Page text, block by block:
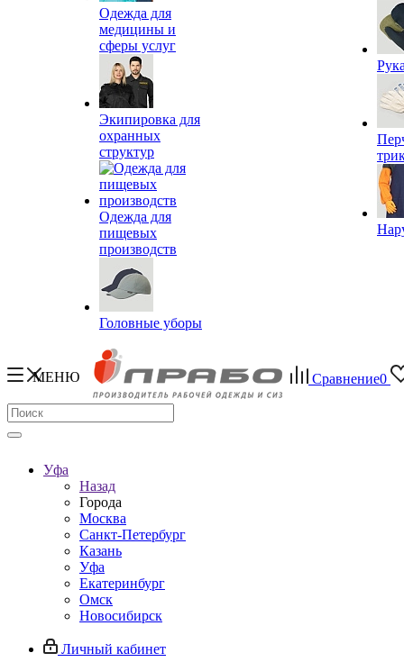
Одежда для
медицины и
сферы услуг
Экипировка для
охранных
структур
Одежда для
пищевых
производств
Головные уборы
МЕНЮ Сравнение0
Уфа
Назад
Города
Москва
Санкт-Петербург
Казань
Уфа
Екатеринбург
Омск
Новосибирск
Личный кабинет